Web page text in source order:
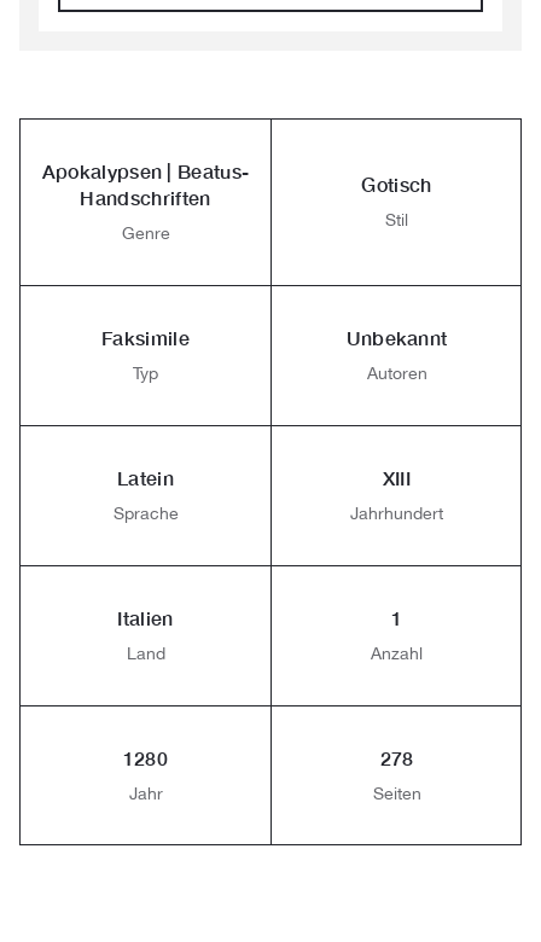
Apokalypsen | Beatus-
Handschriften
Genre
Gotisch
Stil
Faksimile
Typ
Unbekannt
Autoren
Latein
Sprache
XIII
Jahrhundert
Italien
Land
1
Anzahl
1280
Jahr
278
Seiten